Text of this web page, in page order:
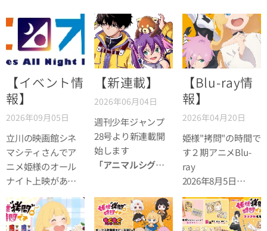
【イベント情
報】
2026年09月05日
立川の映画館シネ
マシティさんでア
ニメ姫様のオール
ナイト上映があり
ます！
【新連載】
2026年06月04日
週刊少年ジャンプ
28号より新連載開
始します
「アニマルシグナ
原作：春原ロビン
ソン
【Blu-ray情
報】
2026年04月20日
姫様"拷問"の時間で
す２期アニメBlu-
ray
2026年8月5日
（水）発売！